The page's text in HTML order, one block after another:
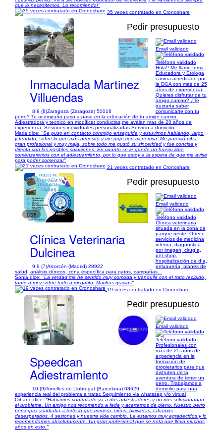
que lo necesitemos. Lo recomiendo!"
35 veces contratado en Cronoshare
1/10
Pedir presupuesto
Inmaculada Martinez
Villuendas
8,9 (8)Zaragoza (Zaragoza) 50016
Email validado
Teléfono validado
Hola!! Me llamo Inma ,
Educadora y Etologa
canina acreditado por
la DGA con más de 25
años de experiencia.
Quieres disfrutar de tu
amigo canino? ¿Te
gustaría saber
comunicarte con tu
perro? Te acompaño paso a paso en la educación de tu amigo canino.
Adiestradora y tecnico en modificar conductas,me avalan mas de 20 años de
experiencia. Sesiones individuales personalizadas Servicio a domicilio...
Maria dice: "Se puso en contacto conmigo enseguida y estuvimos hablando, largo
y tendido, sobre lo que más necesito y me urge con mi perrica. Me pareció piba
gran profesional y muy maja, sobre todo me gustó su sinceridad y fue concisa y
directa con las posibles soluciones. En cuanto se le quede un hueco libre
comenzaremos con el adiestramiento, por lo que estoy a la espera de que me avise
para poder comenzar"
21 veces contratado en Cronoshare
1/18
Pedir presupuesto
Clínica Veterinaria
Dulcinea
9,9 (7)Alcorcón (Madrid) 28922
Email validado
Teléfono validado
Clínica veterinaria
situada en la zona de
parque oeste. Ofrece
servicios de medicina
interna, diagnóstico
por imagen, cirugía,
pet shop,
hospitalización de día,
peluquería, planes de
salud, análisis clínicos, zona específica para gatos, campañas...
Sonia dice: "La verdad me he sentido muy comoda y tranquila con el trato recibido,
tanto a mi y sobre todo a mi gatita. Muchas gracias"
19 veces contratado en Cronoshare
1/5
Pedir presupuesto
Speedcan
Adiestramiento
10 (9)Torrelles de Llobregat (Barcelona) 08629
Email validado
Teléfono validado
Profesionales con
más de 25 años de
experiencia en la
formación de
propietarios para que
disfruten de la
aventura de tener un
perro. Trabajamos a
domicilio para una
experiencia real del problema a tratar. Seguimiento via whatssap y/o virtual
Oihane dice: "Habiamos contratado ya a dos adiestradores y no nos solucionaban
el problema. Un amigo nos recomendo a fede y acertamos de pleno. Nuestro perro
perseguia y ladraba a todo lo que corriera, niños, bicicletas, tabamos
desesperados. 4 sesiones y nuestra vida cambio. Le estamos muy agradecidos y lo
recomendamos absolutamente. Un gran profesional que se nota que lleva muchos
años en esto."